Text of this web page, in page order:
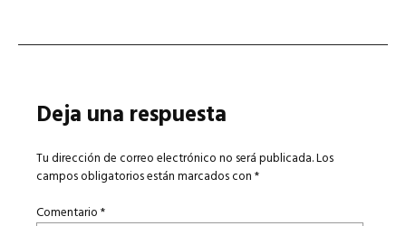
Deja una respuesta
Tu dirección de correo electrónico no será publicada.Los
campos obligatorios están marcados con*
Comentario*